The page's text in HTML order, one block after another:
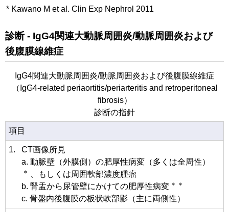
* Kawano M et al. Clin Exp Nephrol 2011
診断 - IgG4関連大動脈周囲炎/動脈周囲炎および
後腹膜線維症
IgG4関連大動脈周囲炎/動脈周囲炎および後腹膜線維症
（IgG4-related periaortitis/periarteritis and retroperitoneal
fibrosis）
診断の指針
項目
1.
CT画像所見
a. 動脈壁（外膜側）の肥厚性病変（多くは全周性）
＊
、もしくは周囲軟部濃度腫瘤
b. 腎盂から尿管壁にかけての肥厚性病変 ＊＊
c. 骨盤内後腹膜の板状軟部影（主に両側性）